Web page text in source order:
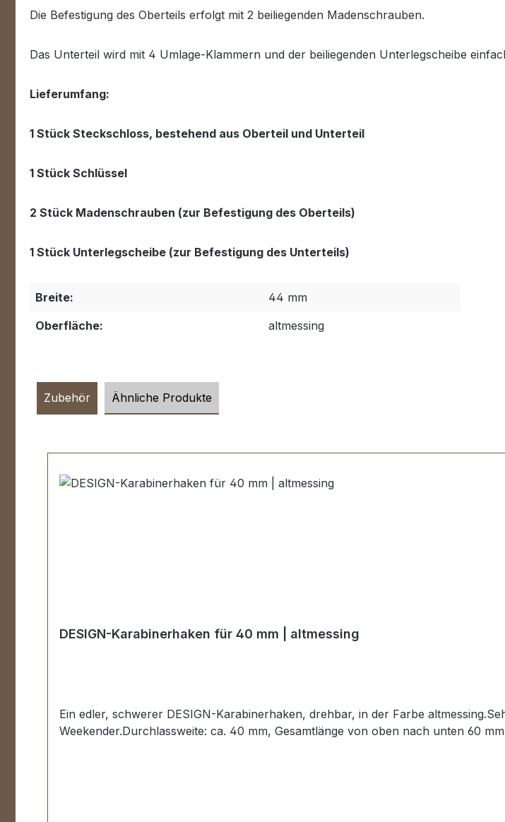
Die Befestigung des Oberteils erfolgt mit 2 beiliegenden Madenschrauben.
Das Unterteil wird mit 4 Umlage-Klammern und der beiliegenden Unterlegscheibe
Lieferumfang:
1 Stück Steckschloss, bestehend aus Oberteil und Unterteil
1 Stück Schlüssel
2 Stück Madenschrauben (zur Befestigung des Oberteils)
1 Stück Unterlegscheibe (zur Befestigung des Unterteils)
Breite:
44 mm
Oberfläche:
altmessing
Zubehör Ähnliche Produkte
DESIGN-Karabinerhaken für 40 mm | altmessing
Ein edler, schwerer DESIGN-Karabinerhaken, drehbar, in der Farbe
Weekender.Durchlassweite: ca. 40 mm, Gesamtlänge von oben nach unten 60